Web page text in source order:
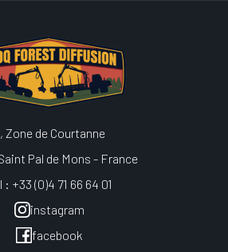
Zone de Courtanne
Pal de Mons - France
: +33 (0)4 71 66 64 01
instagram
facebook